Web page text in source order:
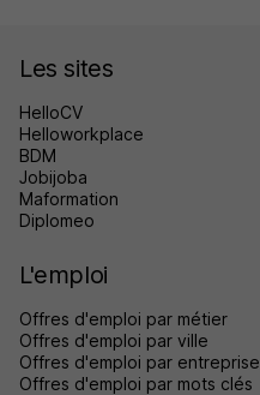
Les sites
HelloCV
Helloworkplace
BDM
Jobijoba
Maformation
Diplomeo
L'emploi
Offres d'emploi par métier
Offres d'emploi par ville
Offres d'emploi par entreprise
Offres d'emploi par mots clés